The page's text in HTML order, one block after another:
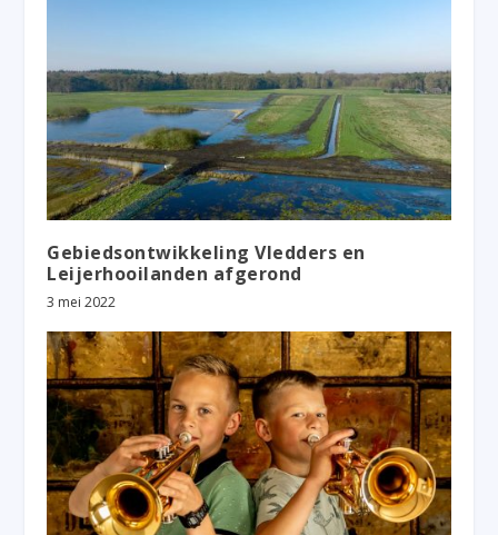
Gebiedsontwikkeling Vledders en
Leijerhooilanden afgerond
3 mei 2022